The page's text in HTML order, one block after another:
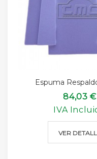
Espuma
84,03 €
IVA
VER